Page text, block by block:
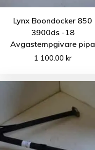
Lynx Boondocker 850
3900ds -18
Avgastempgivare pipa
1 100.00 kr